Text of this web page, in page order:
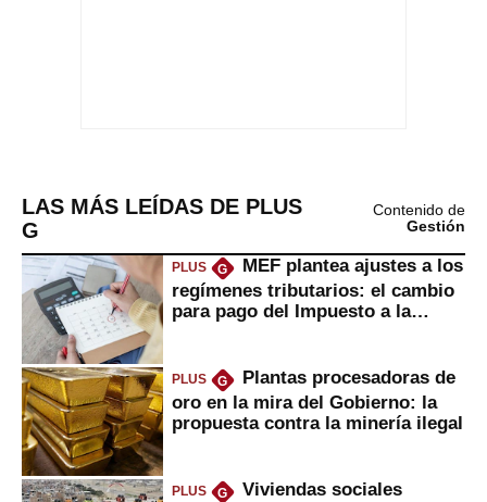
LAS MÁS LEÍDAS DE PLUS
G
Contenido de
Gestión
PLUS G
MEF plantea ajustes a los
regímenes tributarios: el cambio
para pago del Impuesto a la
PLUS G
Plantas procesadoras de
oro en la mira del Gobierno: la
propuesta contra la minería ilegal
PLUS G
Viviendas sociales